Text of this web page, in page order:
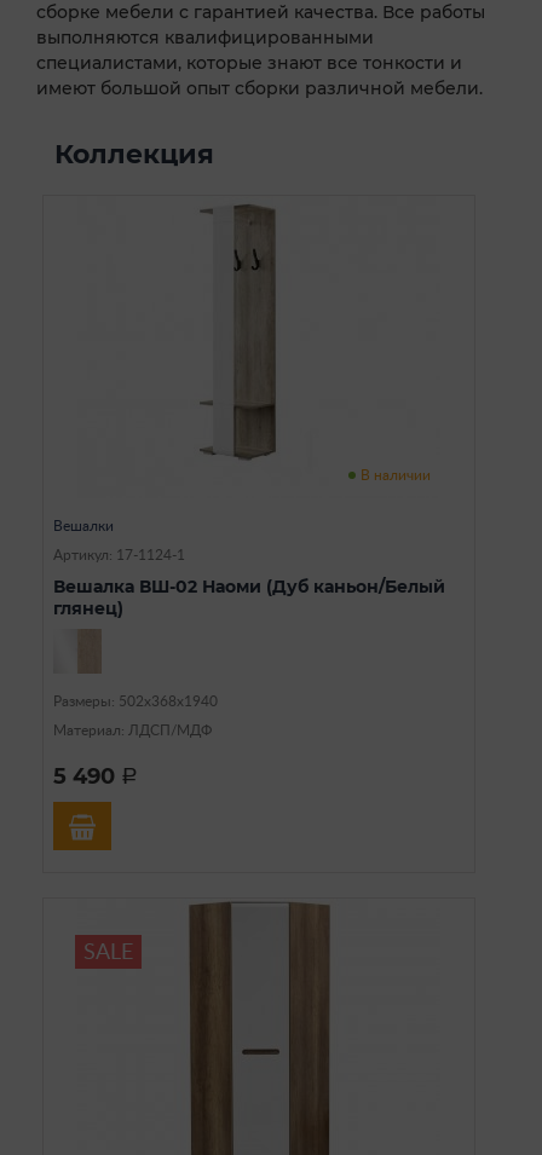
сборке мебели с гарантией качества. Все работы
выполняются квалифицированными
специалистами, которые знают все тонкости и
имеют большой опыт сборки различной мебели.
Коллекция
В наличии
Вешалки
Артикул: 17-1124-1
Вешалка ВШ-02 Наоми (Дуб каньон/Белый
глянец)
Размеры: 502х368х1940
Материал: ЛДСП/МДФ
5 490 a
SALE